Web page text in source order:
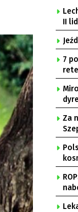
II
7
Za